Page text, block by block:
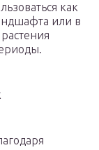
как
или в